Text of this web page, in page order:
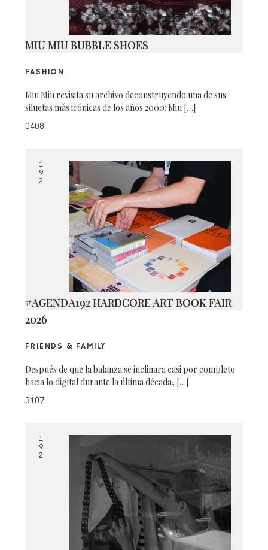
MIU MIU BUBBLE SHOES
FASHION
Miu Miu revisita su archivo deconstruyendo una de sus
siluetas más icónicas de los años 2000: Miu […]
0408
1
9
2
#AGENDA192 HARDCORE ART BOOK FAIR
2026
FRIENDS & FAMILY
Después de que la balanza se inclinara casi por completo
hacia lo digital durante la última década, […]
3107
1
9
2